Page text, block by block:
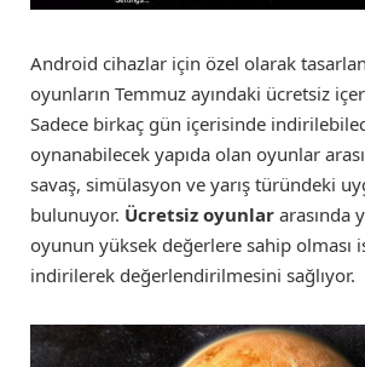
Android cihazlar için özel olarak
oyunların Temmuz ayındaki ücretsiz
Sadece birkaç gün içerisinde
oynanabilecek yapıda olan oyunlar
savaş, simülasyon ve yarış türündeki
bulunuyor. Ücretsiz oyunlar arasında
oyunun yüksek değerlere sahip olması
indirilerek değerlendirilmesini sağlıyor.